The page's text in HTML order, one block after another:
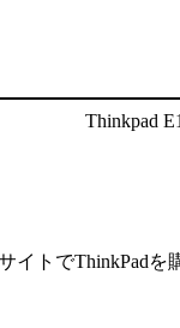
Thinkpad
トでThinkPadを